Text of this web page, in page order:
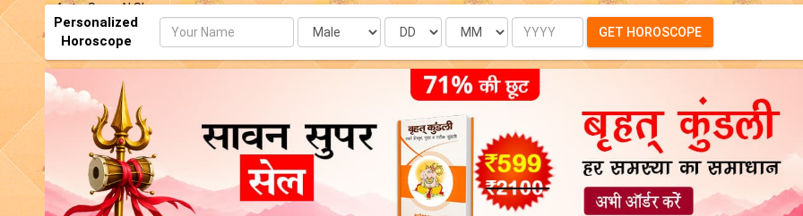
AstroSage AI Shop
Personalized
Horoscope
Name Date Month Year GET HOROSCOPE